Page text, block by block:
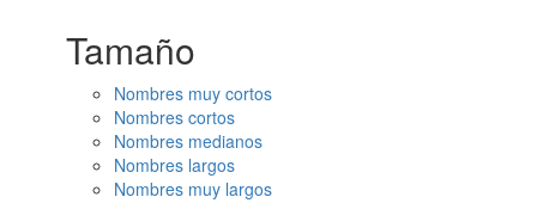
Tamaño
Nombres muy cortos
Nombres cortos
Nombres medianos
Nombres largos
Nombres muy largos